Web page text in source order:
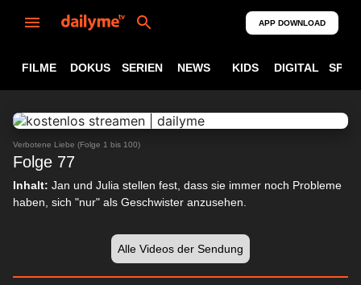
APP DOWNLOAD
FILME DOKUS SERIEN NEWS KIDS DIGITAL
Verbotene Liebe (Folge 1 bis 100)
Folge 77
Inhalt: Jan und Julia stellen fest, dass sie immer noch Probleme
haben, sich "nur" als Geschwister anzusehen.
Alle Videos der Sendung